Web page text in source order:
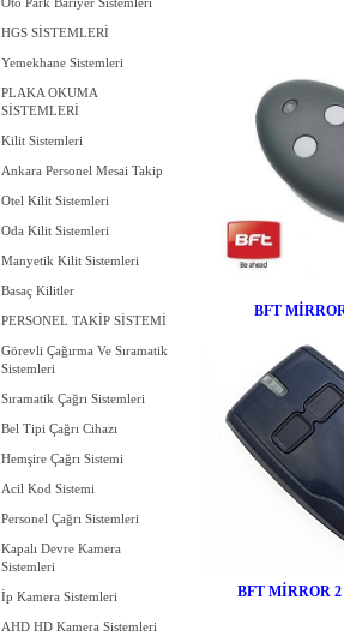
HGS SİSTEMLERİ
Yemekhane Sistemleri
PLAKA OKUMA
SİSTEMLERİ
Kilit Sistemleri
Ankara Personel Mesai Takip
Otel Kilit Sistemleri
Oda Kilit Sistemleri
Manyetik Kilit Sistemleri
Basaç Kilitler
PERSONEL TAKİP SİSTEMİ
Görevli Çağırma Ve Sıramatik
Sistemleri
Sıramatik Çağrı Sistemleri
Bel Tipi Çağrı Cihazı
Hemşire Çağrı Sistemi
Acil Kod Sistemi
Personel Çağrı Sistemleri
Kapalı Devre Kamera
Sistemleri
İp Kamera Sistemleri
AHD HD Kamera Sistemleri
BFT
BFT MİRROR